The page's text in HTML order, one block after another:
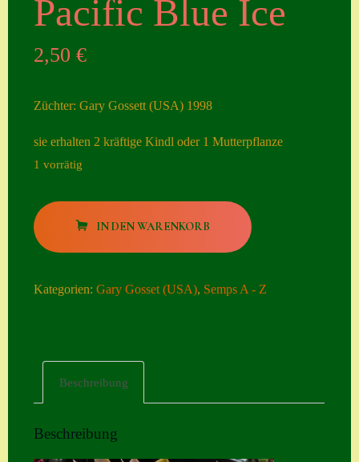
Seiten
ngen
Datenschutzerklä
rung
mit Semps
Pacific Blue Ice
2,50€
Züchter: Gary Gossett (USA) 1998
sie erhalten 2 kräftige Kindl oder 1 Mutterpflanze
1 vorrätig
Pacific
Blue
Menge
IN DEN WARENKORB
Kategorien:Gary Gosset (USA), Semps A - Z
Beschreibung
Beschreibung